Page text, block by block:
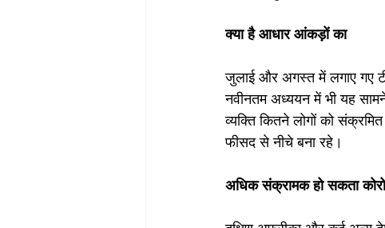
क्या है आधार आंकड़ों का
जुलाई और अगस्त में लगाए गए
नवीनतम अध्ययन में भी यह
व्यक्ति कितने लोगों को
फीसद से नीचे बना रहे।
अधिक संक्रामक हो सकता